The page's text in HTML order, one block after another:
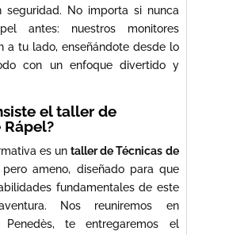
seguridad. No importa si nunca
antes: nuestros monitores
a tu lado, enseñándote desde lo
con un enfoque divertido y
el taller de
Rápel?
es untaller de Técnicas de
ameno, diseñado para que
fundamentales de este
Nos reuniremos en
te entregaremos el